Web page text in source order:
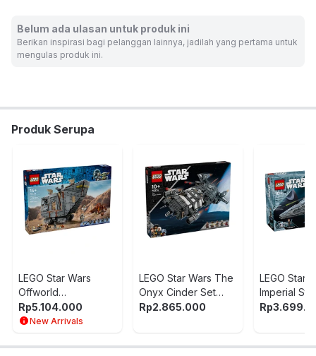
Rekomendasi umur pengguna: 14 tahun ke atas
Karakter: Star Wars
Material: plastik ABS
SKU:10630173
Belum ada ulasan untuk produk ini
Berikan inspirasi bagi pelanggan lainnya, jadilah yang pertama untuk
mengulas produk ini.
Produk Serupa
LEGO Star Wars
Offworld
Sandcrawler And
Mudhorn Set 1683
Abu
Rp5.104.000
New Arrivals
LEGO Star Wars The
Onyx Cinder Set
1325 Pcs 75374 -
Rp2.865.000
LEGO Star
Imperial
Destroyer
Rp